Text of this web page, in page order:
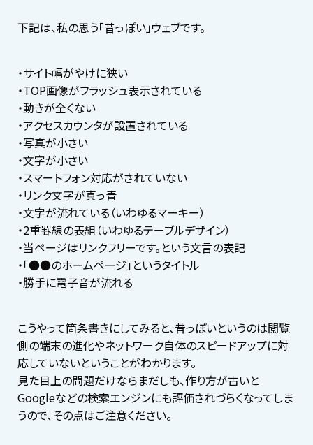
下記は、私の思う「昔っぽい」ウェブです。
・サイト幅がやけに狭い
・TOP画像がフラッシュ表示されている
・動きが全くない
・アクセスカウンタが設置されている
・写真が小さい
・文字が小さい
・スマートフォン対応がされていない
・リンク文字が真っ青
・文字が流れている（いわゆるマーキー）
・2重罫線の表組（いわゆるテーブルデザイン）
・当ページはリンクフリーです。という文言の表記
・「●●のホームページ」というタイトル
・勝手に電子音が流れる
こうやって箇条書きにしてみると、昔っぽいというのは閲覧
側の端末の進化やネットワーク自体のスピードアップに対
応していないということがわかります。
見た目上の問題だけならまだしも、作り方が古いと
Googleなどの検索エンジンにも評価されづらくなってしま
うので、その点はご注意ください。